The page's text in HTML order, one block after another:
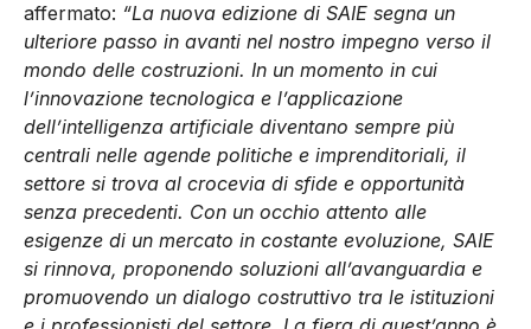
affermato: “La nuova edizione di SAIE segna un
ulteriore passo in avanti nel nostro impegno verso il
mondo delle costruzioni. In un momento in cui
l’innovazione tecnologica e l’applicazione
dell’intelligenza artificiale diventano sempre più
centrali nelle agende politiche e imprenditoriali, il
settore si trova al crocevia di sfide e opportunità
senza precedenti. Con un occhio attento alle
esigenze di un mercato in costante evoluzione, SAIE
si rinnova, proponendo soluzioni all’avanguardia e
promuovendo un dialogo costruttivo tra le istituzioni